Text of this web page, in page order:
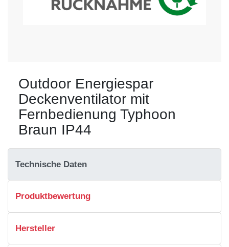
Outdoor Energiespar
Deckenventilator mit
Fernbedienung Typhoon
Braun IP44
Technische Daten
Produktbewertung
Hersteller